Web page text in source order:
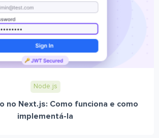
Node.js
no Next.js: Como funciona e como
implementá-la